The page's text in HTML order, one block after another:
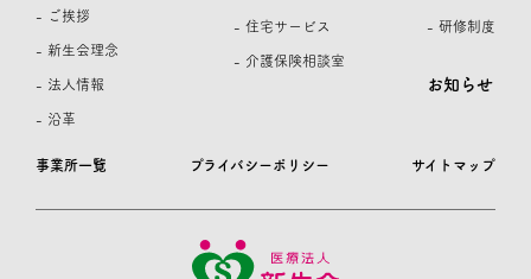
事業所一覧 プライバシーポリシー サイトマップ
- ご挨拶
- 新生会理念
- 法人情報
- 沿革
- 住宅サービス
- 介護保険相談室
- 研修制度
お知らせ